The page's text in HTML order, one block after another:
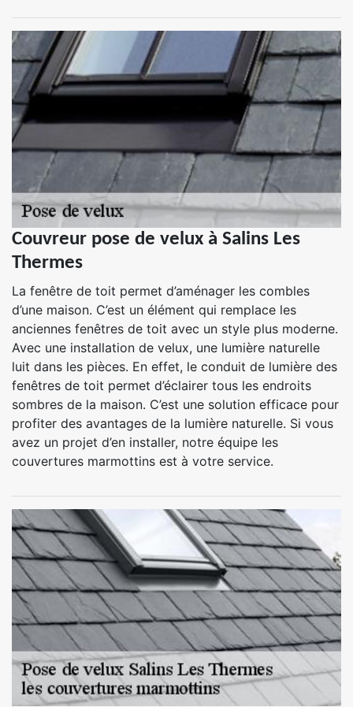
Couvreur pose de velux à Salins Les
Thermes
La fenêtre de toit permet d’aménager les combles
d’une maison. C’est un élément qui remplace les
anciennes fenêtres de toit avec un style plus moderne.
Avec une installation de velux, une lumière naturelle
luit dans les pièces. En effet, le conduit de lumière des
fenêtres de toit permet d’éclairer tous les endroits
sombres de la maison. C’est une solution efficace pour
profiter des avantages de la lumière naturelle. Si vous
avez un projet d’en installer, notre équipe les
couvertures marmottins est à votre service.